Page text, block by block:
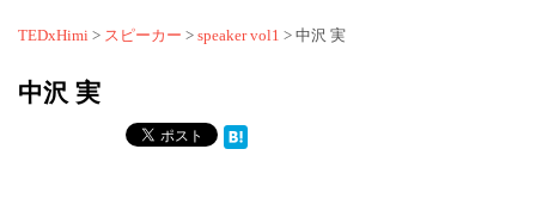
TEDxHimi > スピーカー > speaker vol1 > 中沢 実
中沢 実